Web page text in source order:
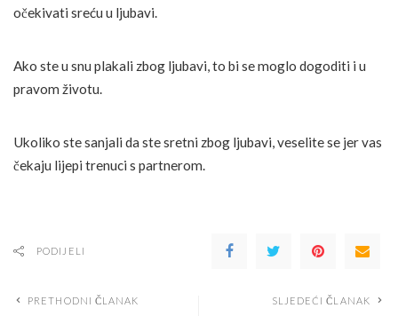
očekivati sreću u ljubavi.
Ako ste u snu plakali zbog ljubavi, to bi se moglo dogoditi i u
pravom životu.
Ukoliko ste sanjali da ste sretni zbog ljubavi, veselite se jer vas
čekaju lijepi trenuci s partnerom.
PODIJELI
PRETHODNI ČLANAK SLJEDEĆI ČLANAK